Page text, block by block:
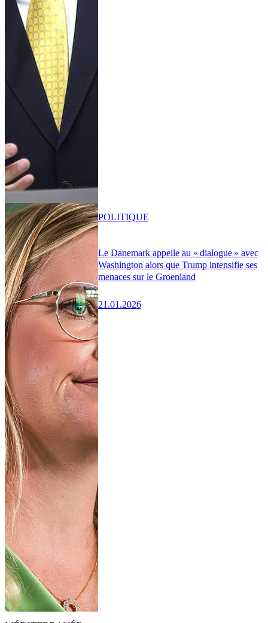
Le Danemark appelle au « dialogue » avec
Washington alors que Trump intensifie ses
menaces sur le Groenland
21.01.2026
POLITIQUE